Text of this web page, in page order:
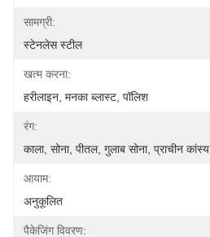
सामग्री:
स्टेनलेस स्टील
खत्म करना:
हरीलाइन, मनका ब्लास्ट, पॉलिश
रंग:
काला, सोना, पीतल, गुलाब सोना, प्राचीन कांस्य
आयाम:
अनुकूलित
पैकेजिंग विवरण: